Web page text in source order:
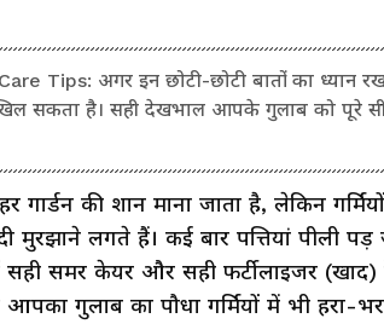
Tips: अगर इन छोटी-छोटी बातों का ध्यान
खिल सकता है। सही देखभाल आपके गुलाब को पूरे
गार्डन की शान माना जाता है, लेकिन
लगते हैं। कई बार पत्तियां पीली पड़
समर केयर और सही फर्टीलाइजर (खाद)
गुलाब का पौधा गर्मियों में भी